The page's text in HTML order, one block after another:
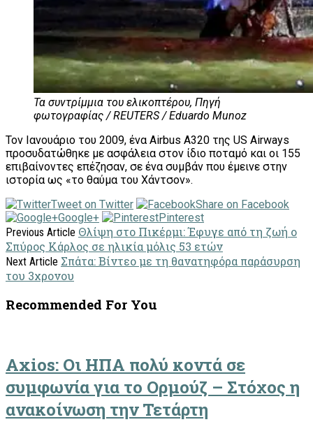
Τα συντρίμμια του ελικοπτέρου, Πηγή
φωτογραφίας / REUTERS / Eduardo Munoz
Τον Ιανουάριο του 2009, ένα Airbus A320 της US Airways
προσυδατώθηκε με ασφάλεια στον ίδιο ποταμό και οι 155
επιβαίνοντες επέζησαν, σε ένα συμβάν που έμεινε στην
ιστορία ως «το θαύμα του Χάντσον».
Tweet on Twitter
Share on Facebook
Google+
Pinterest
Previous Article Θλίψη στο Πικέρμι: Έφυγε από τη ζωή ο
Σπύρος Κάρλος σε ηλικία μόλις 53 ετών
Next Article Σπάτα: Βίντεο με τη θανατηφόρα παράσυρση
του 3χρονου
Recommended For You
Axios: Οι ΗΠΑ πολύ κοντά σε
συμφωνία για το Ορμούζ – Στόχος η
ανακοίνωση την Τετάρτη